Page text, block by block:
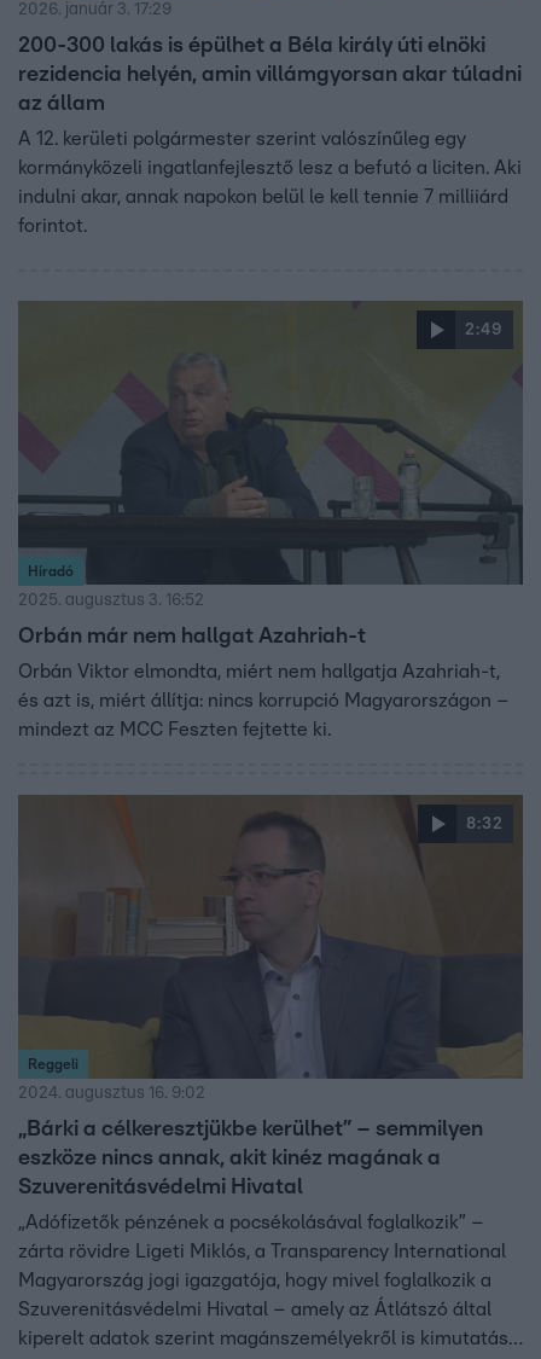
2026. január 3. 17:29
200-300 lakás is épülhet a Béla király úti elnöki
rezidencia helyén, amin villámgyorsan akar túladni
az állam
A 12. kerületi polgármester szerint valószínűleg egy
kormányközeli ingatlanfejlesztő lesz a befutó a liciten. Aki
indulni akar, annak napokon belül le kell tennie 7 milliiárd
forintot.
2:49
Híradó
2025. augusztus 3. 16:52
Orbán már nem hallgat Azahriah-t
Orbán Viktor elmondta, miért nem hallgatja Azahriah-t,
és azt is, miért állítja: nincs korrupció Magyarországon –
mindezt az MCC Feszten fejtette ki.
8:32
Reggeli
2024. augusztus 16. 9:02
„Bárki a célkeresztjükbe kerülhet” – semmilyen
eszköze nincs annak, akit kinéz magának a
Szuverenitásvédelmi Hivatal
„Adófizetők pénzének a pocsékolásával foglalkozik” –
zárta rövidre Ligeti Miklós, a Transparency International
Magyarország jogi igazgatója, hogy mivel foglalkozik a
Szuverenitásvédelmi Hivatal – amely az Átlátszó által
kiperelt adatok szerint magánszemélyekről is kimutatást